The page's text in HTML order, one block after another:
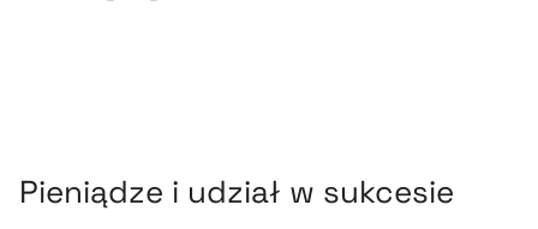
Pieniądze i udział w sukcesie